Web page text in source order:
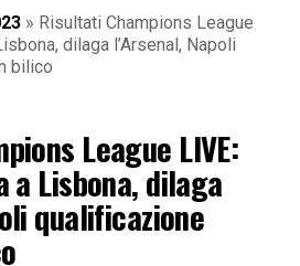
» Risultati Champions League
dilaga l’Arsenal, Napoli
bilico
League LIVE:
a Lisbona, dilaga
qualificazione